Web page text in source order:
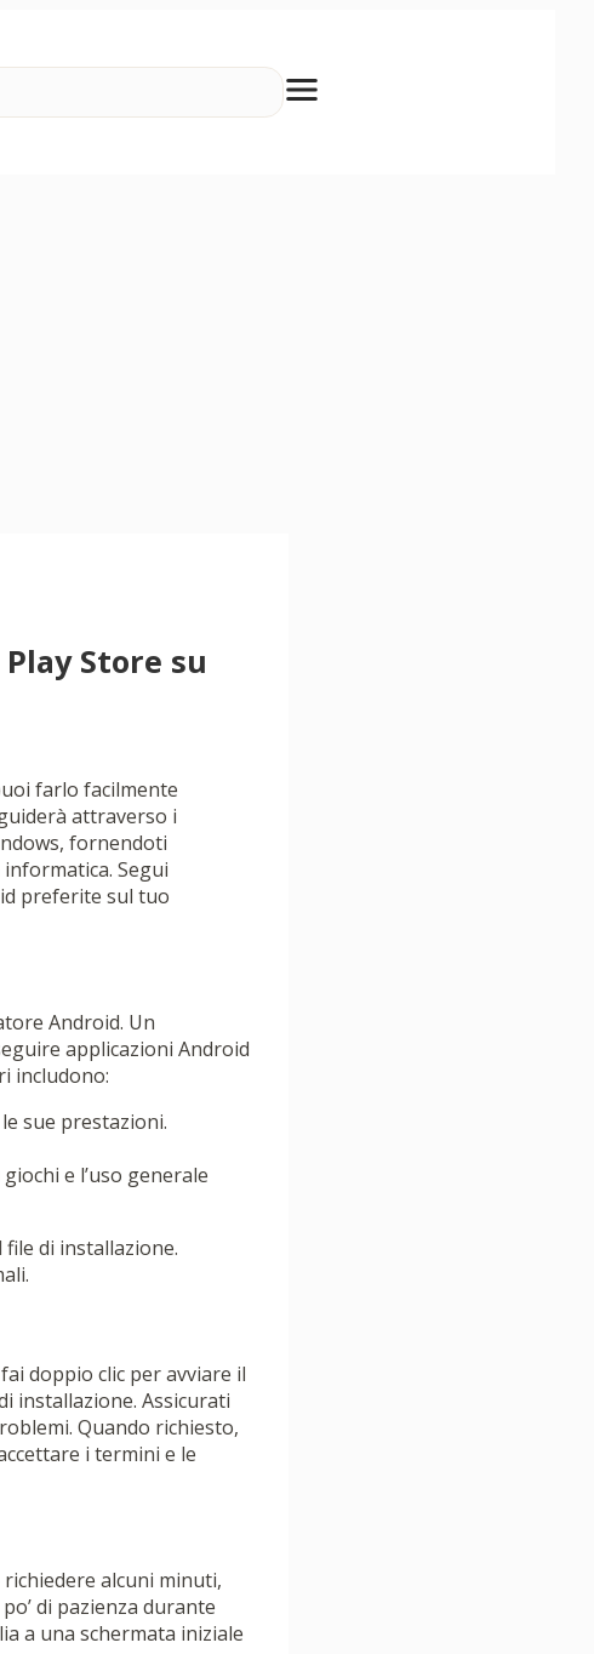
Store su
farlo facilmente
attraverso i
fornendoti
Segui
preferite sul tuo
Android. Un
applicazioni Android
includono:
sue prestazioni.
e l’uso generale
di installazione.
doppio clic per avviare il
installazione. Assicurati
Quando richiesto,
i termini e le
alcuni minuti,
di pazienza durante
a una schermata iniziale